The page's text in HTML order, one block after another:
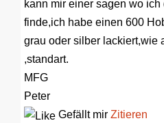
kann mir einer sagen wo
finde,ich habe einen 600
grau oder silber lackiert,wie
,standart.
MFG
Peter
Gefällt mir Zitieren